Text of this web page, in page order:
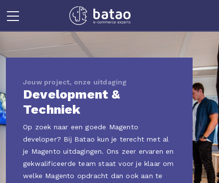
Jouw project, onze uitdaging
Development &
Techniek
Op zoek naar een goede Magento
developer? Bij Batao kun je terecht met al
je Magento uitdagingen. Ons zeer ervaren en
gekwalificeerde team staat voor je klaar om
welke Magento opdracht dan ook aan te